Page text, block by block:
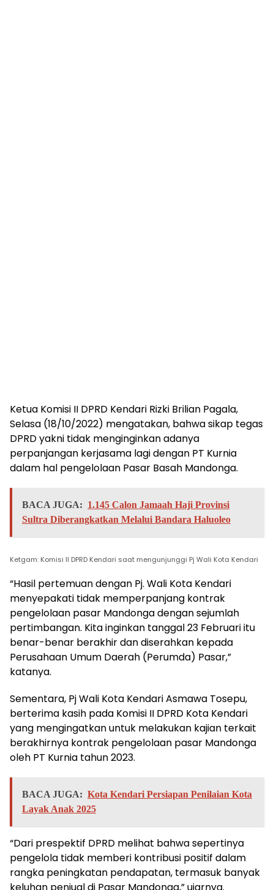
Ketua Komisi II DPRD Kendari Rizki Brilian Pagala,
Selasa (18/10/2022) mengatakan, bahwa sikap tegas
DPRD yakni tidak menginginkan adanya
perpanjangan kerjasama lagi dengan PT Kurnia
dalam hal pengelolaan Pasar Basah Mandonga.
BACA JUGA: 1.145 Calon Jamaah Haji Provinsi
Sultra Diberangkatkan Melalui Bandara Haluoleo
Ketgam: Komisi II DPRD Kendari saat mengunjunggi Pj Wali Kota Kendari
“Hasil pertemuan dengan Pj. Wali Kota Kendari
menyepakati tidak memperpanjang kontrak
pengelolaan pasar Mandonga dengan sejumlah
pertimbangan. Kita inginkan tanggal 23 Februari itu
benar-benar berakhir dan diserahkan kepada
Perusahaan Umum Daerah (Perumda) Pasar,”
katanya.
Sementara, Pj Wali Kota Kendari Asmawa Tosepu,
berterima kasih pada Komisi II DPRD Kota Kendari
yang mengingatkan untuk melakukan kajian terkait
berakhirnya kontrak pengelolaan pasar Mandonga
oleh PT Kurnia tahun 2023.
BACA JUGA: Kota Kendari Persiapan Penilaian Kota
Layak Anak 2025
“Dari prespektif DPRD melihat bahwa sepertinya
pengelola tidak memberi kontribusi positif dalam
rangka peningkatan pendapatan, termasuk banyak